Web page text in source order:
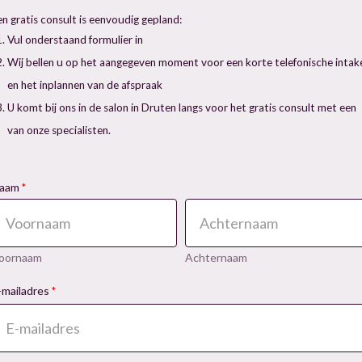
gratis consult is eenvoudig gepland:
Vul onderstaand formulier in
Wij bellen u op het aangegeven moment voor een korte telefonische
en het inplannen van de afspraak
U komt bij ons in de salon in Druten langs voor het gratis consult met een
van onze specialisten.
*
Achternaam
*